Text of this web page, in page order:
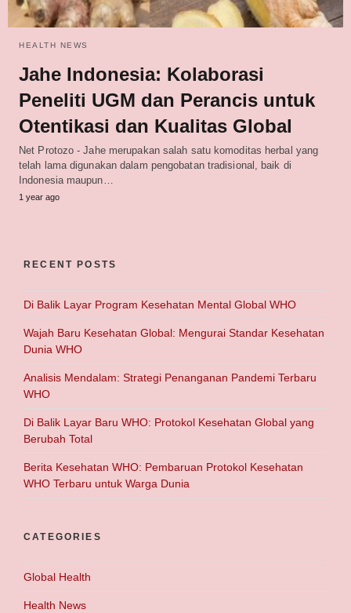
HEALTH NEWS
Jahe Indonesia: Kolaborasi
Peneliti UGM dan Perancis untuk
Otentikasi dan Kualitas Global
Net Protozo - Jahe merupakan salah satu komoditas herbal yang
telah lama digunakan dalam pengobatan tradisional, baik di
Indonesia maupun…
1 year ago
RECENT POSTS
Di Balik Layar Program Kesehatan Mental Global WHO
Wajah Baru Kesehatan Global: Mengurai Standar Kesehatan
Dunia WHO
Analisis Mendalam: Strategi Penanganan Pandemi Terbaru
WHO
Di Balik Layar Baru WHO: Protokol Kesehatan Global yang
Berubah Total
Berita Kesehatan WHO: Pembaruan Protokol Kesehatan
WHO Terbaru untuk Warga Dunia
CATEGORIES
Global Health
Health News